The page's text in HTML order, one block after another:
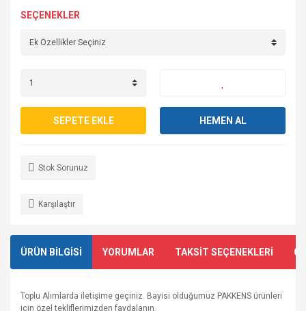
SEÇENEKLER
SEPETE EKLE HEMEN AL
Stok Sorunuz
Karşılaştır
ÜRÜN BİLGİSİ YORUMLAR TAKSİT SEÇENEKLERİ
Toplu Alımlarda iletişime geçiniz. Bayisi olduğumuz PAKKENS ürünleri
için özel tekliflerimizden faydalanın.